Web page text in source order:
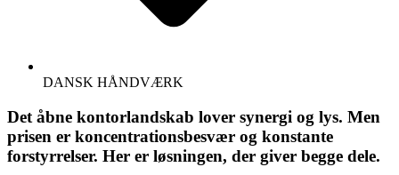
DANSK HÅNDVÆRK
Det åbne kontorlandskab lover synergi og lys. Men
prisen er koncentrationsbesvær og konstante
forstyrrelser. Her er løsningen, der giver begge dele.